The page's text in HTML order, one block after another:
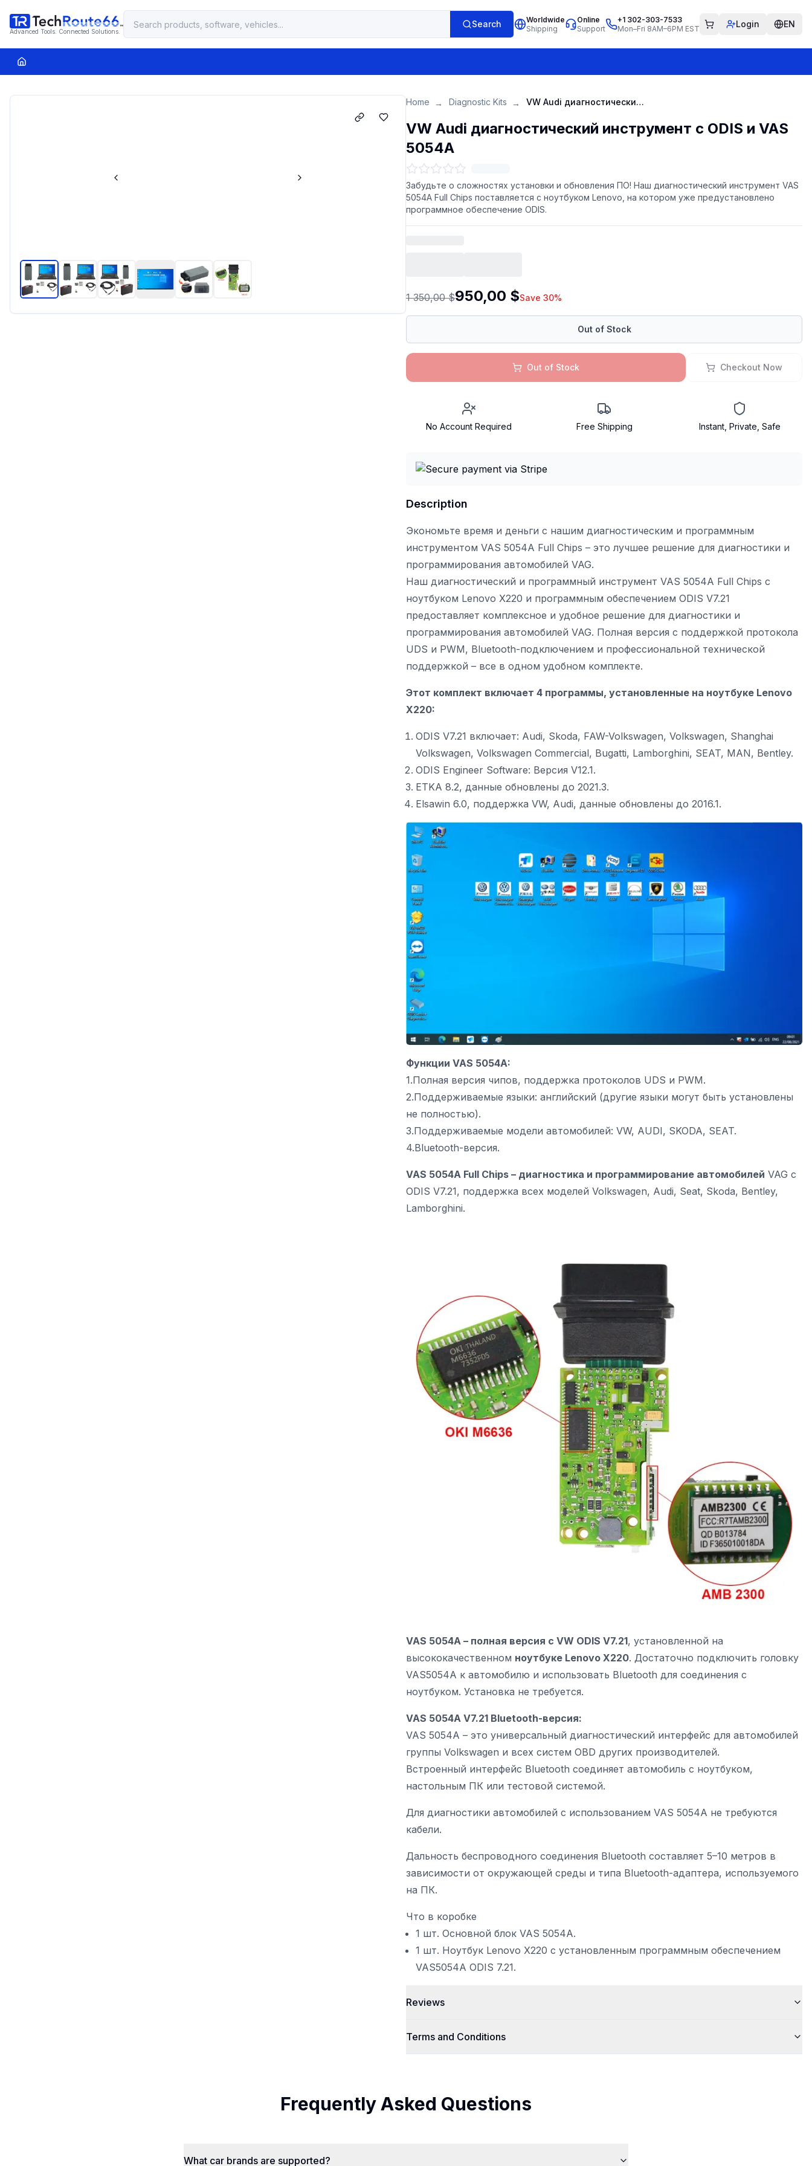
Advanced Tools. Connected Solutions.
Search
Worldwide
Shipping
Online
Support
+1 302-303-7533
Mon–Fri 8AM–6PM EST
Login EN
Home → Diagnostic Kits → VW Audi диагностический инструмент с ODIS и VAS 5054A
VW Audi диагностический инструмент с ODIS и VAS
5054A
Забудьте о сложностях установки и обновления ПО! Наш диагностический инструмент VAS
5054A Full Chips поставляется с ноутбуком Lenovo, на котором уже предустановлено
программное обеспечение ODIS.
1 350,00 $950,00 $Save 30%
Out of Stock
Out of Stock Checkout Now
No Account Required Free Shipping Instant, Private, Safe
Description
Экономьте время и деньги с нашим диагностическим и программным
инструментом VAS 5054A Full Chips – это лучшее решение для диагностики и
программирования автомобилей VAG.
Наш диагностический и программный инструмент VAS 5054A Full Chips с
ноутбуком Lenovo X220 и программным обеспечением ODIS V7.21
предоставляет комплексное и удобное решение для диагностики и
программирования автомобилей VAG. Полная версия с поддержкой протокола
UDS и PWM, Bluetooth-подключением и профессиональной технической
поддержкой – все в одном удобном комплекте.
Этот комплект включает 4 программы, установленные на ноутбуке Lenovo
X220:
ODIS V7.21 включает: Audi, Skoda, FAW-Volkswagen, Volkswagen, Shanghai
Volkswagen, Volkswagen Commercial, Bugatti, Lamborghini, SEAT, MAN, Bentley.
ODIS Engineer Software: Версия V12.1.
ETKA 8.2, данные обновлены до 2021.3.
Elsawin 6.0, поддержка VW, Audi, данные обновлены до 2016.1.
Функции VAS 5054A:
1.Полная версия чипов, поддержка протоколов UDS и PWM.
2.Поддерживаемые языки: английский (другие языки могут быть установлены
не полностью).
3.Поддерживаемые модели автомобилей: VW, AUDI, SKODA, SEAT.
4.Bluetooth-версия.
VAS 5054A Full Chips – диагностика и программирование автомобилей VAG с
ODIS V7.21, поддержка всех моделей Volkswagen, Audi, Seat, Skoda, Bentley,
Lamborghini.
VAS 5054A – полная версия с VW ODIS V7.21, установленной на
высококачественном ноутбуке Lenovo X220. Достаточно подключить головку
VAS5054A к автомобилю и использовать Bluetooth для соединения с
ноутбуком. Установка не требуется.
VAS 5054A V7.21 Bluetooth-версия:
VAS 5054A – это универсальный диагностический интерфейс для автомобилей
группы Volkswagen и всех систем OBD других производителей.
Встроенный интерфейс Bluetooth соединяет автомобиль с ноутбуком,
настольным ПК или тестовой системой.
Для диагностики автомобилей с использованием VAS 5054A не требуются
кабели.
Дальность беспроводного соединения Bluetooth составляет 5–10 метров в
зависимости от окружающей среды и типа Bluetooth-адаптера, используемого
на ПК.
Что в коробке
1 шт. Основной блок VAS 5054A.
1 шт. Ноутбук Lenovo X220 с установленным программным обеспечением
VAS5054A ODIS 7.21.
Reviews
Terms and Conditions
Frequently Asked Questions
What car brands are supported?